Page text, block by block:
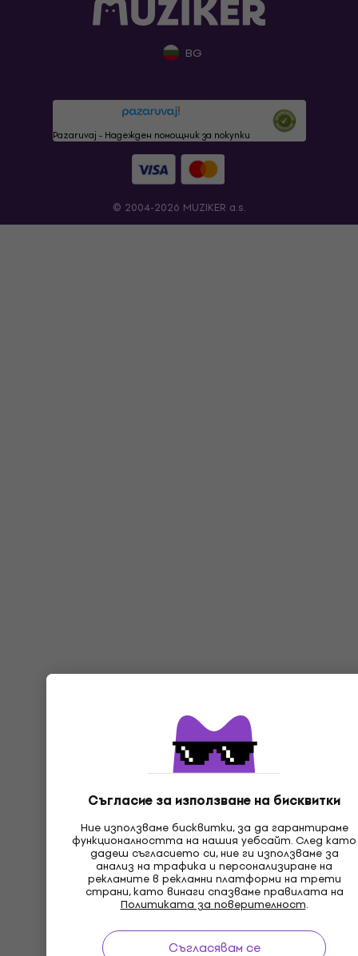
Съгласие за използване на бисквитки
Ние използваме бисквитки, за да гарантираме
функционалността на нашия уебсайт. След като
дадеш съгласието си, ние ги използваме за
анализ на трафика и персонализиране на
рекламите в рекламни платформи на трети
страни, като винаги спазваме правилата на
Политиката за поверителност.
Съгласявам се
BG
Pazaruvaj - Надежден помощник за покупки
© 2004-2026 MUZIKER a.s.